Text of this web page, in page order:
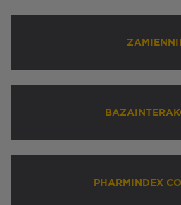
PHARMINDEX